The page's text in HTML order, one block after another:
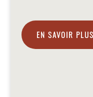
EN SAVOIR PLUS